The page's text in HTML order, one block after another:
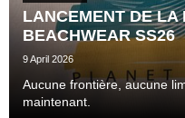
LANCEMENT DE LA
BEACHWEAR SS26
9 April 2026
Aucune frontière, aucune
maintenant.